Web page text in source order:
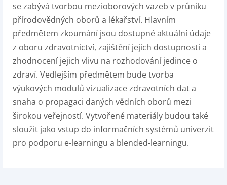
se zabývá tvorbou mezioborových vazeb v průniku
přírodovědných oborů a lékařství. Hlavním
předmětem zkoumání jsou dostupné aktuální údaje
z oboru zdravotnictví, zajištění jejich dostupnosti a
zhodnocení jejich vlivu na rozhodování jedince o
zdraví. Vedlejším předmětem bude tvorba
výukových modulů vizualizace zdravotních dat a
snaha o propagaci daných vědních oborů mezi
širokou veřejností. Vytvořené materiály budou také
sloužit jako vstup do informačních systémů univerzit
pro podporu e-learningu a blended-learningu.